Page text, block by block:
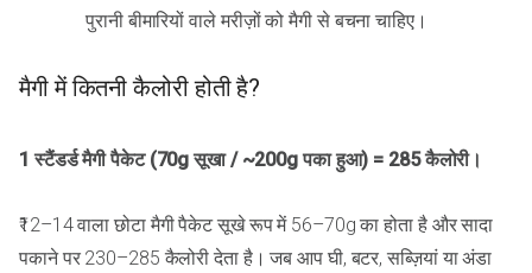
पुरानी बीमारियों वाले मरीज़ों को मैगी से बचना चाहिए।
मैगी में कितनी कैलोरी होती है?
1 स्टैंडर्ड मैगी पैकेट (70g सूखा / ~200g पका हुआ) = 285 कैलोरी।
₹12–14 वाला छोटा मैगी पैकेट सूखे रूप में 56–70g का होता है और सादा
पकाने पर 230–285 कैलोरी देता है। जब आप घी, बटर, सब्ज़ियां या अंडा